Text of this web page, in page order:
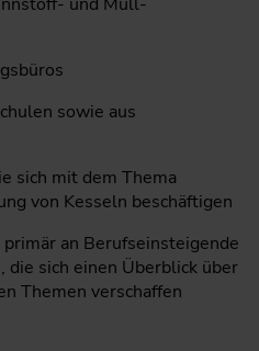
sowie aus
sich mit dem Thema
von Kesseln beschäftigen
an Berufseinsteigende
die sich einen Überblick über
Themen verschaffen